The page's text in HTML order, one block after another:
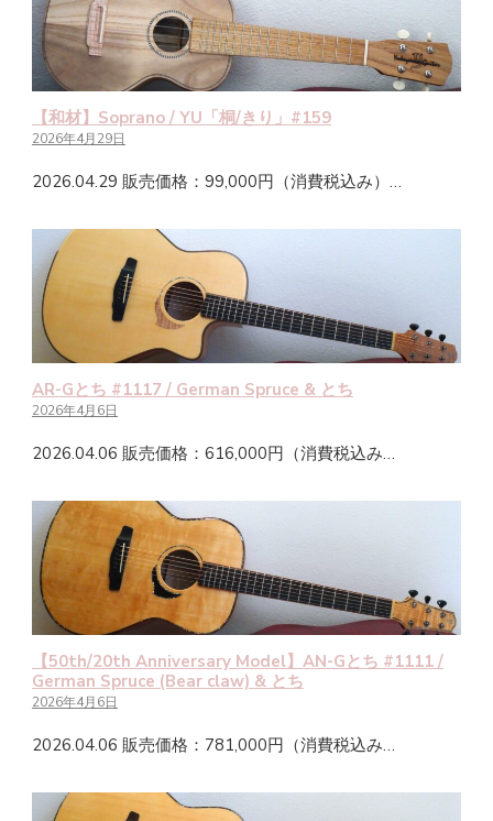
【和材】Soprano / YU「桐/きり」#159
2026年4月29日
2026.04.29 販売価格：99,000円（消費税込み）…
AR-Gとち #1117 / German Spruce & とち
2026年4月6日
2026.04.06 販売価格：616,000円（消費税込み…
【50th/20th Anniversary Model】AN-Gとち #1111 /
German Spruce (Bear claw) & とち
2026年4月6日
2026.04.06 販売価格：781,000円（消費税込み…